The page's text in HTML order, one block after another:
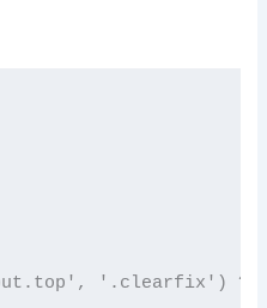
'.clearfix')